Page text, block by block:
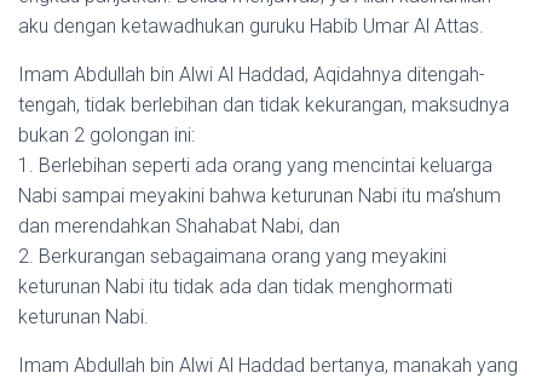
aku dengan ketawadhukan guruku Habib Umar Al Attas.
Imam Abdullah bin Alwi Al Haddad, Aqidahnya ditengah-
tengah, tidak berlebihan dan tidak kekurangan, maksudnya
bukan 2 golongan ini:
1. Berlebihan seperti ada orang yang mencintai keluarga
Nabi sampai meyakini bahwa keturunan Nabi itu ma’shum
dan merendahkan Shahabat Nabi, dan
2. Berkurangan sebagaimana orang yang meyakini
keturunan Nabi itu tidak ada dan tidak menghormati
keturunan Nabi.
Imam Abdullah bin Alwi Al Haddad bertanya, manakah yang